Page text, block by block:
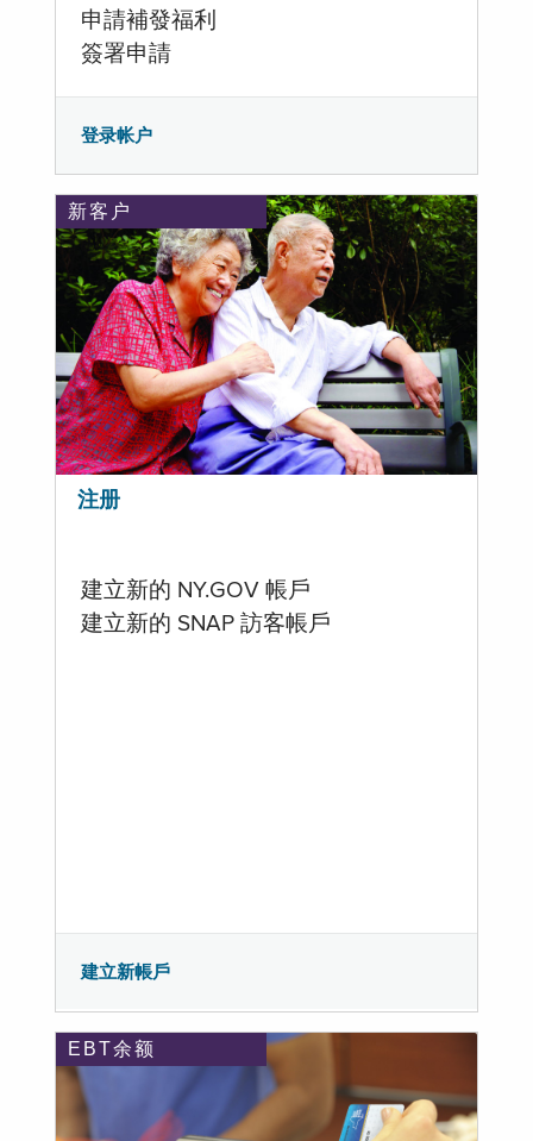
申請補發福利
簽署申請
登录帐户
新客户
注册
建立新的 NY.GOV 帳戶
建立新的 SNAP 訪客帳戶
建立新帳戶
EBT余额